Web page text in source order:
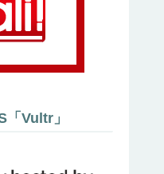
Vultr」